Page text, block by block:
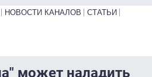
НОВОСТИ КАНАЛОВ
СТАТЬИ
может наладить